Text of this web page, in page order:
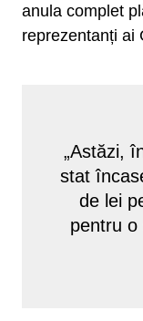
anula complet
reprezentanți ai
„Astăzi,
stat
de lei
pentru o